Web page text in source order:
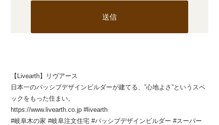
【Livearth】リヴアース
日本一のパッシブデザインビルダーが建てる、”心地よさ”というスペ
ックをもった住まい。
https://www.livearth.co.jp #livearth
#岐阜木の家 #岐阜注文住宅 #パッシブデザインビルダー #スーパー